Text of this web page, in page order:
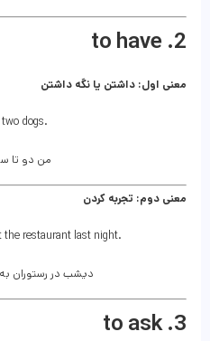
2. to have
معنی اول: داشتن یا نگه داشتن
dogs.
من دو تا
معنی دوم: تجربه کردن
the restaurant last night.
دیشب در رستوران
3. to ask